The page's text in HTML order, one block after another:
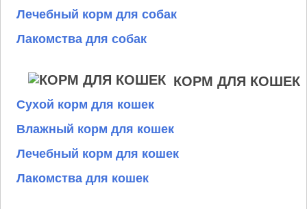
Лечебный корм для собак
Лакомства для собак
КОРМ ДЛЯ КОШЕК
Сухой корм для кошек
Влажный корм для кошек
Лечебный корм для кошек
Лакомства для кошек